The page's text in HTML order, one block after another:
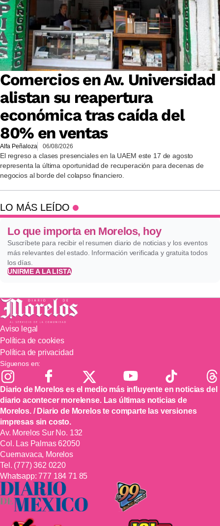
Comercios en Av. Universidad
alistan su reapertura
económica tras caída del
80% en ventas
Alfa Peñaloza 06/08/2026
El regreso a clases presenciales en la UAEM este 17 de agosto
representa la última oportunidad de recuperación para decenas de
negocios al borde del colapso financiero.
LO MÁS LEÍDO
Lo que importa en Morelos, hoy
Suscríbete para recibir el resumen diario de noticias y los eventos
más relevantes del estado. Información verificada y gratuita todos
los días.
UNIRME A LA LISTA
Aviso legal
Política de cookies
Política de privacidad
Síguenos en:
Diario de Morelos es el medio más influyente en noticias del
diario acontecer morelense. Las últimas noticias de
Morelos. / Diario de Morelos te comparte las versiones
impresas sin costo.
Av. Morelos Sur No. 132
Col. Las Palmas 62050
Cuernavaca, Morelos
Tel. (777) 362 0220
Whatsapp:777 184 71 85